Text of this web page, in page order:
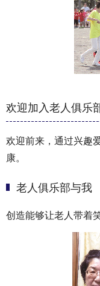
欢迎加入老人俱乐
欢迎前来，通过兴趣
康。
老人俱乐部与我
创造能够让老人带着